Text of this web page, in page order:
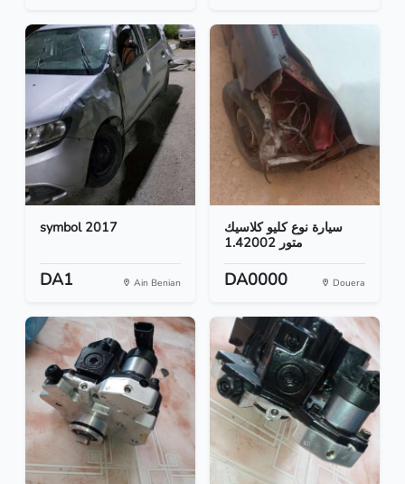
symbol 2017
DA1 Ain Benian
سيارة نوع كليو كلاسيك
متور 1.42002
DA0000 Douera